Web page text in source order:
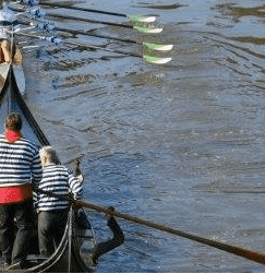
Exporter les lignes sélectionnées
Exporter toutes les colonnes
Exporter uniquement les
Menu
<
>
Contactez-nous
Bureau du club
?>